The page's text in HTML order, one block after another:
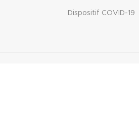
Dispositif COVID-19